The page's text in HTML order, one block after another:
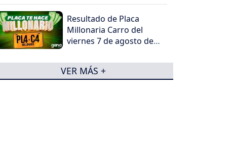
Resultado de Placa
Millonaria Carro del
viernes 7 de agosto de
VER MÁS +